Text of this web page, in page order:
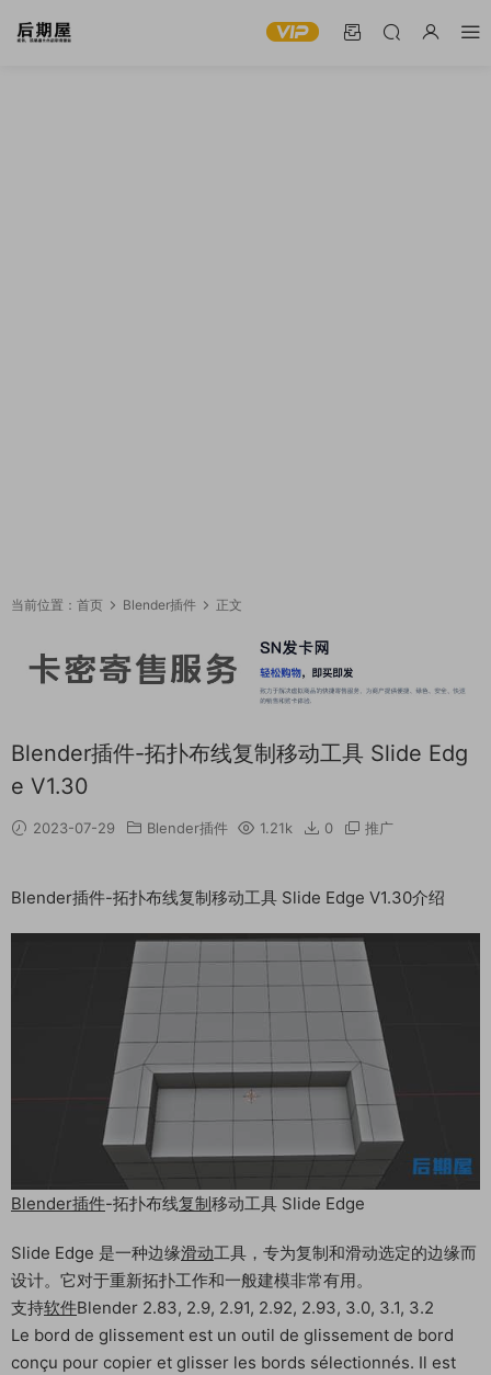
当前位置： 首页 Blender插件 正文
Blender插件-拓扑布线复制移动工具 Slide Edg
e V1.30
2023-07-29 Blender插件 1.21k 0 推广
Blender插件-拓扑布线复制移动工具 Slide Edge V1.30介绍
Blender插件-拓扑布线复制移动工具 Slide Edge
Slide Edge 是一种边缘滑动工具，专为复制和滑动选定的边缘而
设计。它对于重新拓扑工作和一般建模非常有用。
支持软件Blender 2.83, 2.9, 2.91, 2.92, 2.93, 3.0, 3.1, 3.2
Le bord de glissement est un outil de glissement de bord
conçu pour copier et glisser les bords sélectionnés. Il est